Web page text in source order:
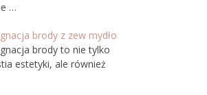
…
brody z zew mydło
brody to nie tylko
estetyki, ale również